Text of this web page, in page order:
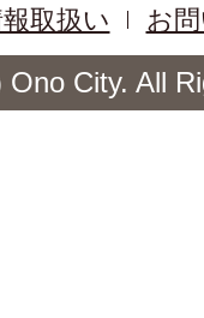
取扱い
お
Ono City. All